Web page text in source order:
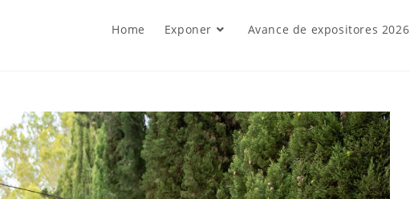
Home Exponer Avance de expositores 2026